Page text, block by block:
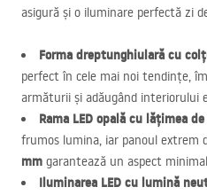
asigură și o iluminare perfectă zi
Forma dreptunghiulară cu
perfect în cele mai noi tendințe,
armăturii și adăugând interiorului
Rama LED opală cu lățimea
frumos lumina, iar panoul extrem
mm garantează un aspect
Iluminarea LED cu lumină